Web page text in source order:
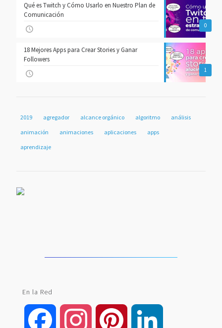
0
Qué es Twitch y Cómo Usarlo en Nuestro Plan de
Comunicación
1
18 Mejores Apps para Crear Stories y Ganar
Followers
2019 agregador alcance orgánico algoritmo
análisis
animación
animaciones aplicaciones
apps
aprendizaje
En la Red
Facebook Instagram Pinterest